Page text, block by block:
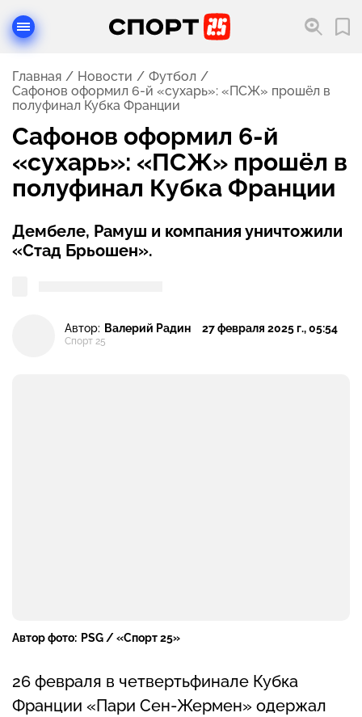
Главная Новости
Футбол
Сафонов оформил 6-й «сухарь»: «ПСЖ» прошёл в
полуфинал Кубка Франции
Сафонов оформил 6-й
«сухарь»: «ПСЖ» прошёл в
полуфинал Кубка Франции
Дембеле, Рамуш и компания уничтожили
«Стад Брьошен».
Автор: Валерий Радин
Спорт 25
27 февраля 2025 г., 05:54
Автор фото: PSG / «Спорт 25»
26 февраля в четвертьфинале Кубка
Франции «Пари Сен-Жермен» одержал